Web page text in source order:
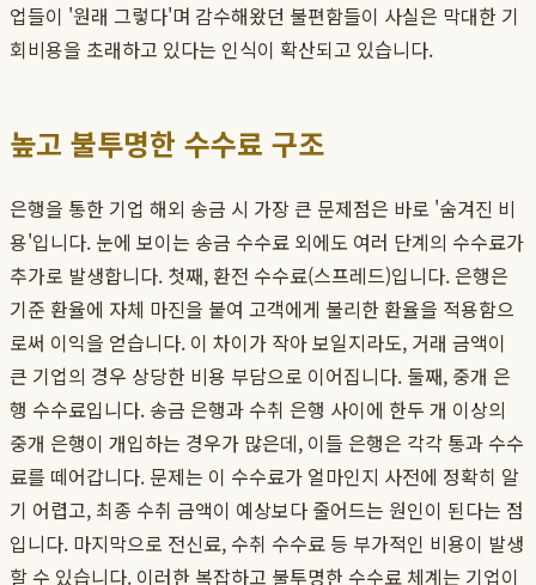
업들이 '원래 그렇다'며 감수해왔던 불편함들이 사실은 막대한 기
회비용을 초래하고 있다는 인식이 확산되고 있습니다.
높고 불투명한 수수료 구조
은행을 통한 기업 해외 송금 시 가장 큰 문제점은 바로 '숨겨진 비
용'입니다. 눈에 보이는 송금 수수료 외에도 여러 단계의 수수료가
추가로 발생합니다. 첫째, 환전 수수료(스프레드)입니다. 은행은
기준 환율에 자체 마진을 붙여 고객에게 불리한 환율을 적용함으
로써 이익을 얻습니다. 이 차이가 작아 보일지라도, 거래 금액이
큰 기업의 경우 상당한 비용 부담으로 이어집니다. 둘째, 중개 은
행 수수료입니다. 송금 은행과 수취 은행 사이에 한두 개 이상의
중개 은행이 개입하는 경우가 많은데, 이들 은행은 각각 통과 수수
료를 떼어갑니다. 문제는 이 수수료가 얼마인지 사전에 정확히 알
기 어렵고, 최종 수취 금액이 예상보다 줄어드는 원인이 된다는 점
입니다. 마지막으로 전신료, 수취 수수료 등 부가적인 비용이 발생
할 수 있습니다. 이러한 복잡하고 불투명한 수수료 체계는 기업이